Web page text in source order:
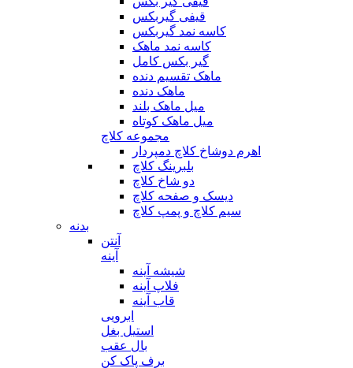
قیفی گیربکس
کاسه نمد گیربکس
کاسه نمد ماهک
گیر بکس کامل
ماهک تقسیم دنده
ماهک دنده
میل ماهک بلند
میل ماهک کوتاه
مجموعه کلاچ
اهرم دوشاخ کلاچ دمپردار
بلبرینگ کلاچ
دو شاخ کلاچ
دیسک و صفحه کلاچ
سیم کلاچ و پمپ کلاچ
بدنه
آنتن
آینه
شیشه آینه
فلاپ آینه
قاب آینه
ابرویی
استیل بغل
بال عقب
برف پاک کن